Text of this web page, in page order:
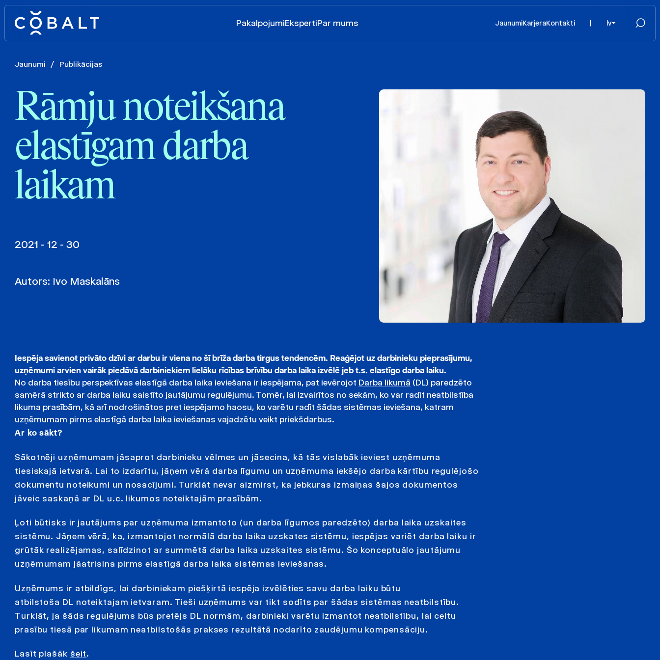
PakalpojumiEkspertiPar mums JaunumiKarjeraKontakti lv
Jaunumi / Publikācijas
Rāmju noteikšana
elastīgam darba
laikam
2021 - 12 - 30
Autors: Ivo Maskalāns
Iespēja savienot privāto dzīvi ar darbu ir viena no šī brīža darba tirgus tendencēm. Reaģējot uz darbinieku pieprasījumu,
uzņēmumi arvien vairāk piedāvā darbiniekiem lielāku rīcības brīvību darba laika izvēlē jeb t.s. elastīgo darba laiku.
No darba tiesību perspektīvas elastīgā darba laika ieviešana ir iespējama, pat ievērojot Darba likumā (DL) paredzēto
samērā strikto ar darba laiku saistīto jautājumu regulējumu. Tomēr, lai izvairītos no sekām, ko var radīt neatbilstība
likuma prasībām, kā arī nodrošinātos pret iespējamo haosu, ko varētu radīt šādas sistēmas ieviešana, katram
uzņēmumam pirms elastīgā darba laika ieviešanas vajadzētu veikt priekšdarbus.
Ar ko sākt?
Sākotnēji uzņēmumam jāsaprot darbinieku vēlmes un jāsecina, kā tās vislabāk ieviest uzņēmuma
tiesiskajā ietvarā. Lai to izdarītu, jāņem vērā darba līgumu un uzņēmuma iekšējo darba kārtību regulējošo
dokumentu noteikumi un nosacījumi. Turklāt nevar aizmirst, ka jebkuras izmaiņas šajos dokumentos
jāveic saskaņā ar DL u.c. likumos noteiktajām prasībām.
Ļoti būtisks ir jautājums par uzņēmuma izmantoto (un darba līgumos paredzēto) darba laika uzskaites
sistēmu. Jāņem vērā, ka, izmantojot normālā darba laika uzskates sistēmu, iespējas variēt darba laiku ir
grūtāk realizējamas, salīdzinot ar summētā darba laika uzskaites sistēmu. Šo konceptuālo jautājumu
uzņēmumam jāatrisina pirms elastīgā darba laika sistēmas ieviešanas.
Uzņēmums ir atbildīgs, lai darbiniekam piešķirtā iespēja izvēlēties savu darba laiku būtu
atbilstoša DL noteiktajam ietvaram. Tieši uzņēmums var tikt sodīts par šādas sistēmas neatbilstību.
Turklāt, ja šāds regulējums būs pretējs DL normām, darbinieki varētu izmantot neatbilstību, lai celtu
prasību tiesā par likumam neatbilstošās prakses rezultātā nodarīto zaudējumu kompensāciju.
Lasīt plašāk šeit.